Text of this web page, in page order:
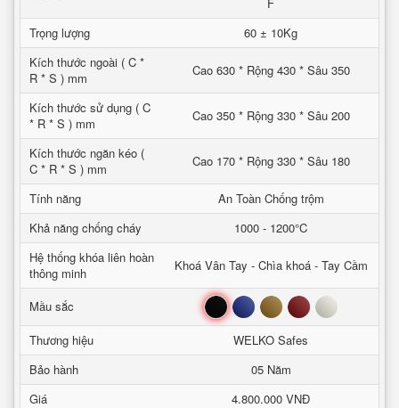
Trọng lượng
60 ± 10Kg
Kích thước ngoài ( C *
R * S ) mm
Cao 630 * Rộng 430 * Sâu 350
Kích thước sử dụng ( C
* R * S ) mm
Cao 350 * Rộng 330 * Sâu 200
Kích thước ngăn kéo (
C * R * S ) mm
Cao 170 * Rộng 330 * Sâu 180
Tính năng
An Toàn Chống trộm
Khả năng chống cháy
1000 - 1200°C
Hệ thống khóa liên hoàn
thông minh
Khoá Vân Tay - Chìa khoá - Tay Cầm
Mầu sắc Đen Xanh Nâu Đỏ Trắng
Thương hiệu
WELKO Safes
Bảo hành
05 Năm
Giá
4.800.000 VNĐ